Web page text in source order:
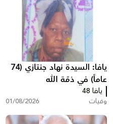
يافا: السيدة نهاد جنتازي (74
عاماً) في ذمّة الله
يافا 48
وفيات 01/08/2026